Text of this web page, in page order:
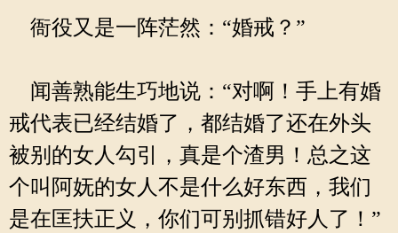
衙役又是一阵茫然：“婚戒？”
闻善熟能生巧地说：“对啊！手上有婚
戒代表已经结婚了，都结婚了还在外头
被别的女人勾引，真是个渣男！总之这
个叫阿妩的女人不是什么好东西，我们
是在匡扶正义，你们可别抓错好人了！”